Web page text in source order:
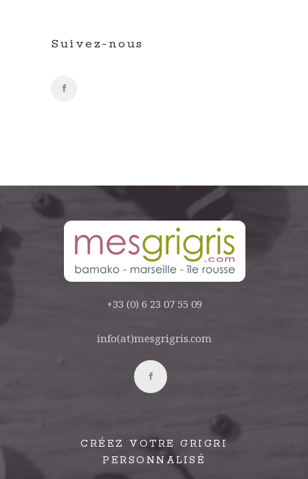
Suivez-nous
+33 (0) 6 23 07 55 09
info(at)mesgrigris.com
CRÉEZ VOTRE GRIGRI
PERSONNALISÉ